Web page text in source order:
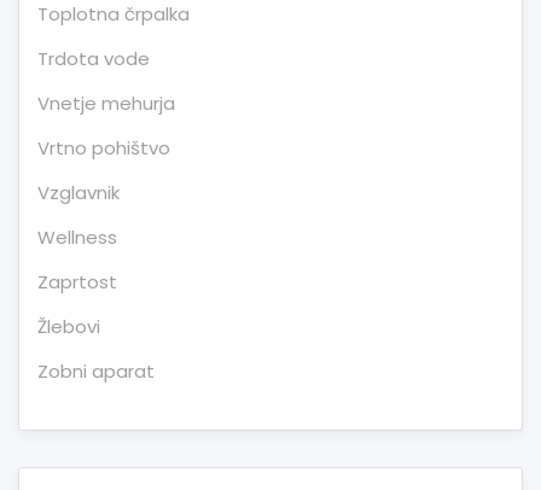
Toplotna črpalka
Trdota vode
Vnetje mehurja
Vrtno pohištvo
Vzglavnik
Wellness
Zaprtost
Žlebovi
Zobni aparat